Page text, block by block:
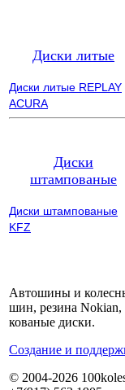
Диски литые
Диски литые REPLAY
ACURA
Диски
штампованые
Диски штампованые
KFZ
Автошины и
шин, резина Nokian,
кованые диски.
Cоздание и
© 2004-2026